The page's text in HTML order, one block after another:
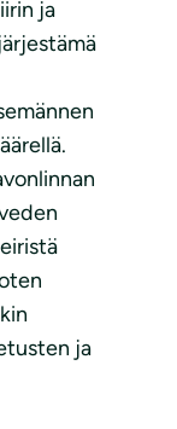
ja
ja